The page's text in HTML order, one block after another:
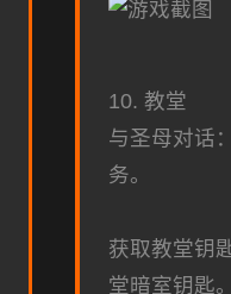
10. 教堂
与圣母对话
务。
获取教堂钥
堂暗室钥匙。